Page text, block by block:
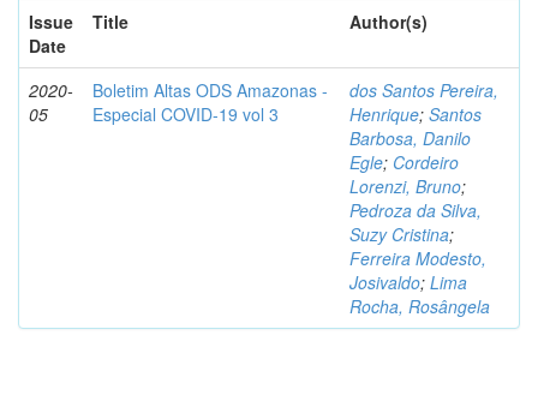
Issue
Date
Title Author(s)
2020-
05
Boletim Altas ODS Amazonas -
Especial COVID-19 vol 3
dos Santos Pereira,
Henrique; Santos
Barbosa, Danilo
Egle; Cordeiro
Lorenzi, Bruno;
Pedroza da Silva,
Suzy Cristina;
Ferreira Modesto,
Josivaldo; Lima
Rocha, Rosângela